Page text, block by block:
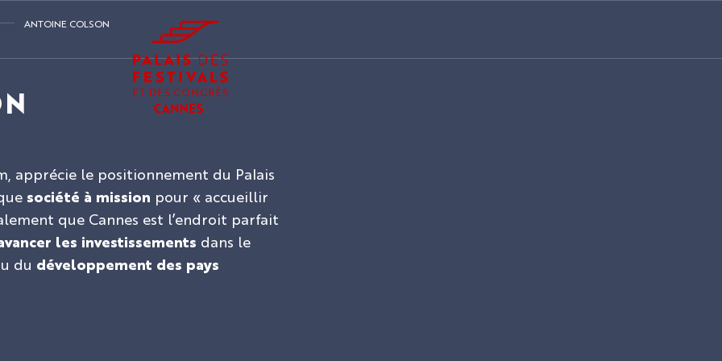
ANTOINE COLSON
apprécie le positionnement du Palais
société à mission pour « accueillir
que Cannes est l’endroit parfait
les investissements dans le
du développement des pays